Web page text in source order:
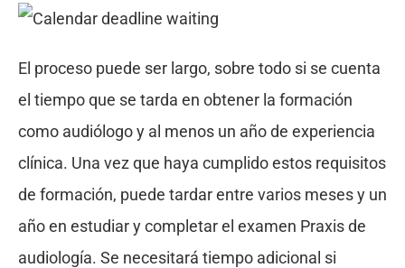
El proceso puede ser largo, sobre todo si se cuenta
el tiempo que se tarda en obtener la formación
como audiólogo y al menos un año de experiencia
clínica. Una vez que haya cumplido estos requisitos
de formación, puede tardar entre varios meses y un
año en estudiar y completar el examen Praxis de
audiología. Se necesitará tiempo adicional si